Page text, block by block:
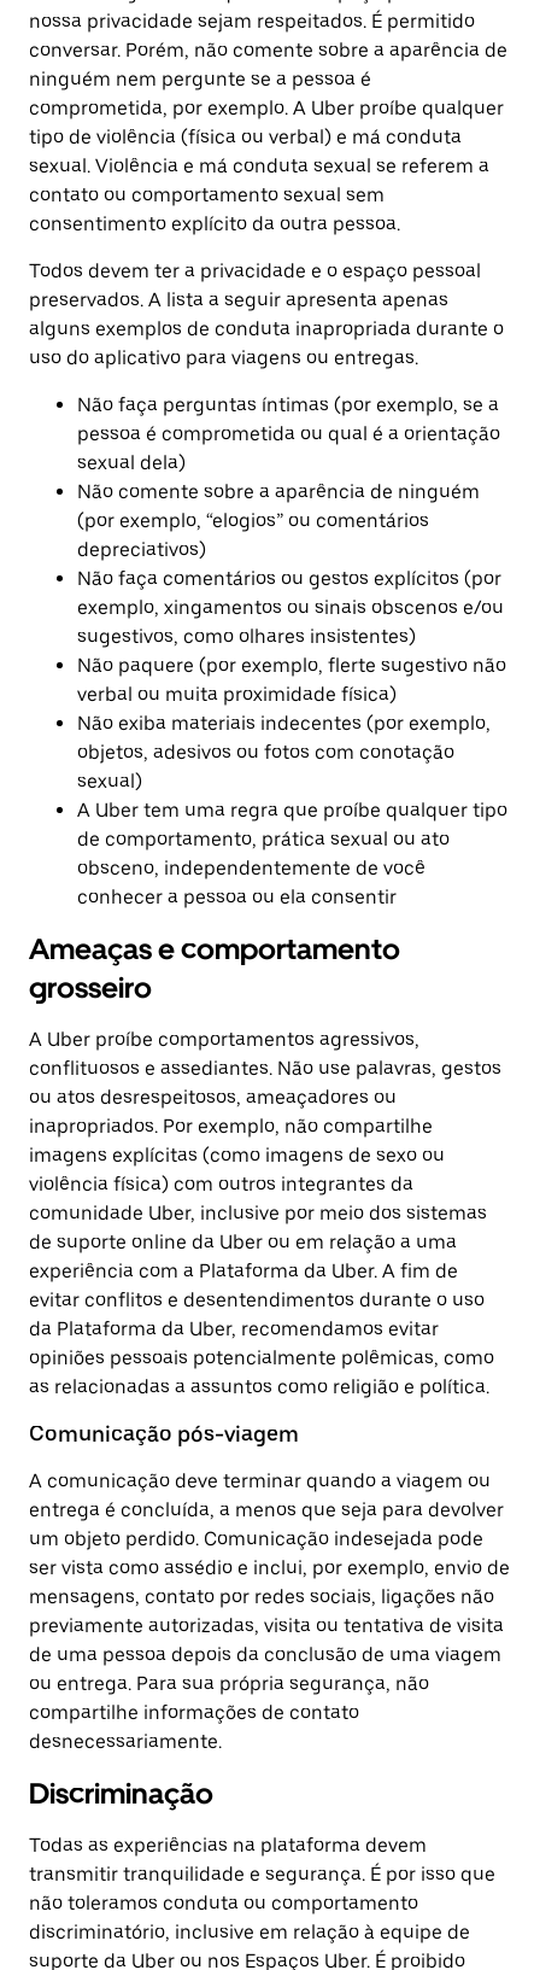
nossa privacidade sejam respeitados. É permitido
conversar. Porém, não comente sobre a aparência de
ninguém nem pergunte se a pessoa é
comprometida, por exemplo. A Uber proíbe qualquer
tipo de violência (física ou verbal) e má conduta
sexual. Violência e má conduta sexual se referem a
contato ou comportamento sexual sem
consentimento explícito da outra pessoa.
Todos devem ter a privacidade e o espaço pessoal
preservados. A lista a seguir apresenta apenas
alguns exemplos de conduta inapropriada durante o
uso do aplicativo para viagens ou entregas.
Não faça perguntas íntimas (por exemplo, se a
pessoa é comprometida ou qual é a orientação
sexual dela)
Não comente sobre a aparência de ninguém
(por exemplo, “elogios” ou comentários
depreciativos)
Não faça comentários ou gestos explícitos (por
exemplo, xingamentos ou sinais obscenos e/ou
sugestivos, como olhares insistentes)
Não paquere (por exemplo, flerte sugestivo não
verbal ou muita proximidade física)
Não exiba materiais indecentes (por exemplo,
objetos, adesivos ou fotos com conotação
sexual)
A Uber tem uma regra que proíbe qualquer tipo
de comportamento, prática sexual ou ato
obsceno, independentemente de você
conhecer a pessoa ou ela consentir
Ameaças e comportamento
grosseiro
A Uber proíbe comportamentos agressivos,
conflituosos e assediantes. Não use palavras, gestos
ou atos desrespeitosos, ameaçadores ou
inapropriados. Por exemplo, não compartilhe
imagens explícitas (como imagens de sexo ou
violência física) com outros integrantes da
comunidade Uber, inclusive por meio dos sistemas
de suporte online da Uber ou em relação a uma
experiência com a Plataforma da Uber. A fim de
evitar conflitos e desentendimentos durante o uso
da Plataforma da Uber, recomendamos evitar
opiniões pessoais potencialmente polêmicas, como
as relacionadas a assuntos como religião e política.
Comunicação pós-viagem
A comunicação deve terminar quando a viagem ou
entrega é concluída, a menos que seja para devolver
um objeto perdido. Comunicação indesejada pode
ser vista como assédio e inclui, por exemplo, envio de
mensagens, contato por redes sociais, ligações não
previamente autorizadas, visita ou tentativa de visita
de uma pessoa depois da conclusão de uma viagem
ou entrega. Para sua própria segurança, não
compartilhe informações de contato
desnecessariamente.
Discriminação
Todas as experiências na plataforma devem
transmitir tranquilidade e segurança. É por isso que
não toleramos conduta ou comportamento
discriminatório, inclusive em relação à equipe de
suporte da Uber ou nos Espaços Uber. É proibido